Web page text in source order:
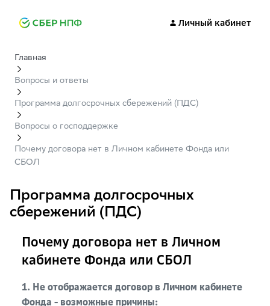
Личный кабинет
Главная
Вопросы и ответы
Программа долгосрочных сбережений (ПДС)
Вопросы о господдержке
Почему договора нет в Личном кабинете Фонда или
СБОЛ
Программа долгосрочных
сбережений (ПДС)
Почему договора нет в Личном
кабинете Фонда или СБОЛ
1. Не отображается договор в Личном кабинете
Фонда - возможные причины: